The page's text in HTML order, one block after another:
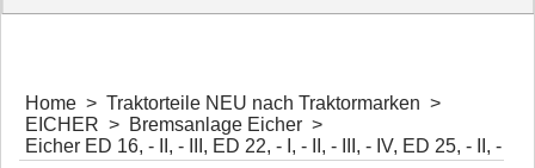
Home > Traktorteile NEU nach Traktormarken >
EICHER > Bremsanlage Eicher >
Eicher ED 16, - II, - III, ED 22, - I, - II, - III, - IV, ED 25, - II, -